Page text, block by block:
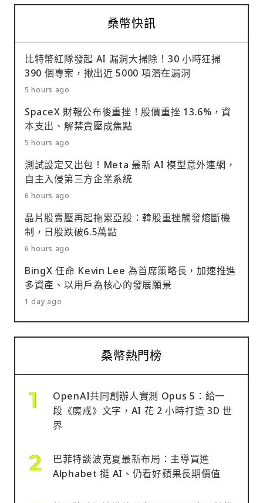
桑幣快訊
比特幣紅隊發起 AI 漏洞大掃除！30 小時狂掃
390 個專案，揪出近 5000 項潛在漏洞
5 hours ago
SpaceX 財報公布後重挫！股價重挫 13.6%，資
本支出、解禁賣壓成焦點
5 hours ago
測試設定又出包！Meta 最新 AI 模型意外連網，
自主入侵第三方企業系統
6 hours ago
晶片股賣壓再起拖累亞股：韓股重挫觸發熔斷機
制，日股跌破6.5萬點
6 hours ago
BingX 任命 Kevin Lee 為首席策略長，加速推進
多資產、以用戶為核心的發展願景
1 day ago
桑幣熱門榜
OpenAI共同創辦人實測 Opus 5：給一
段《魔戒》文字，AI 花 2 小時打造 3D 世
界
巴菲特談波克夏最新布局：主導買進
Alphabet 挺 AI、仍看好蘋果長期價值